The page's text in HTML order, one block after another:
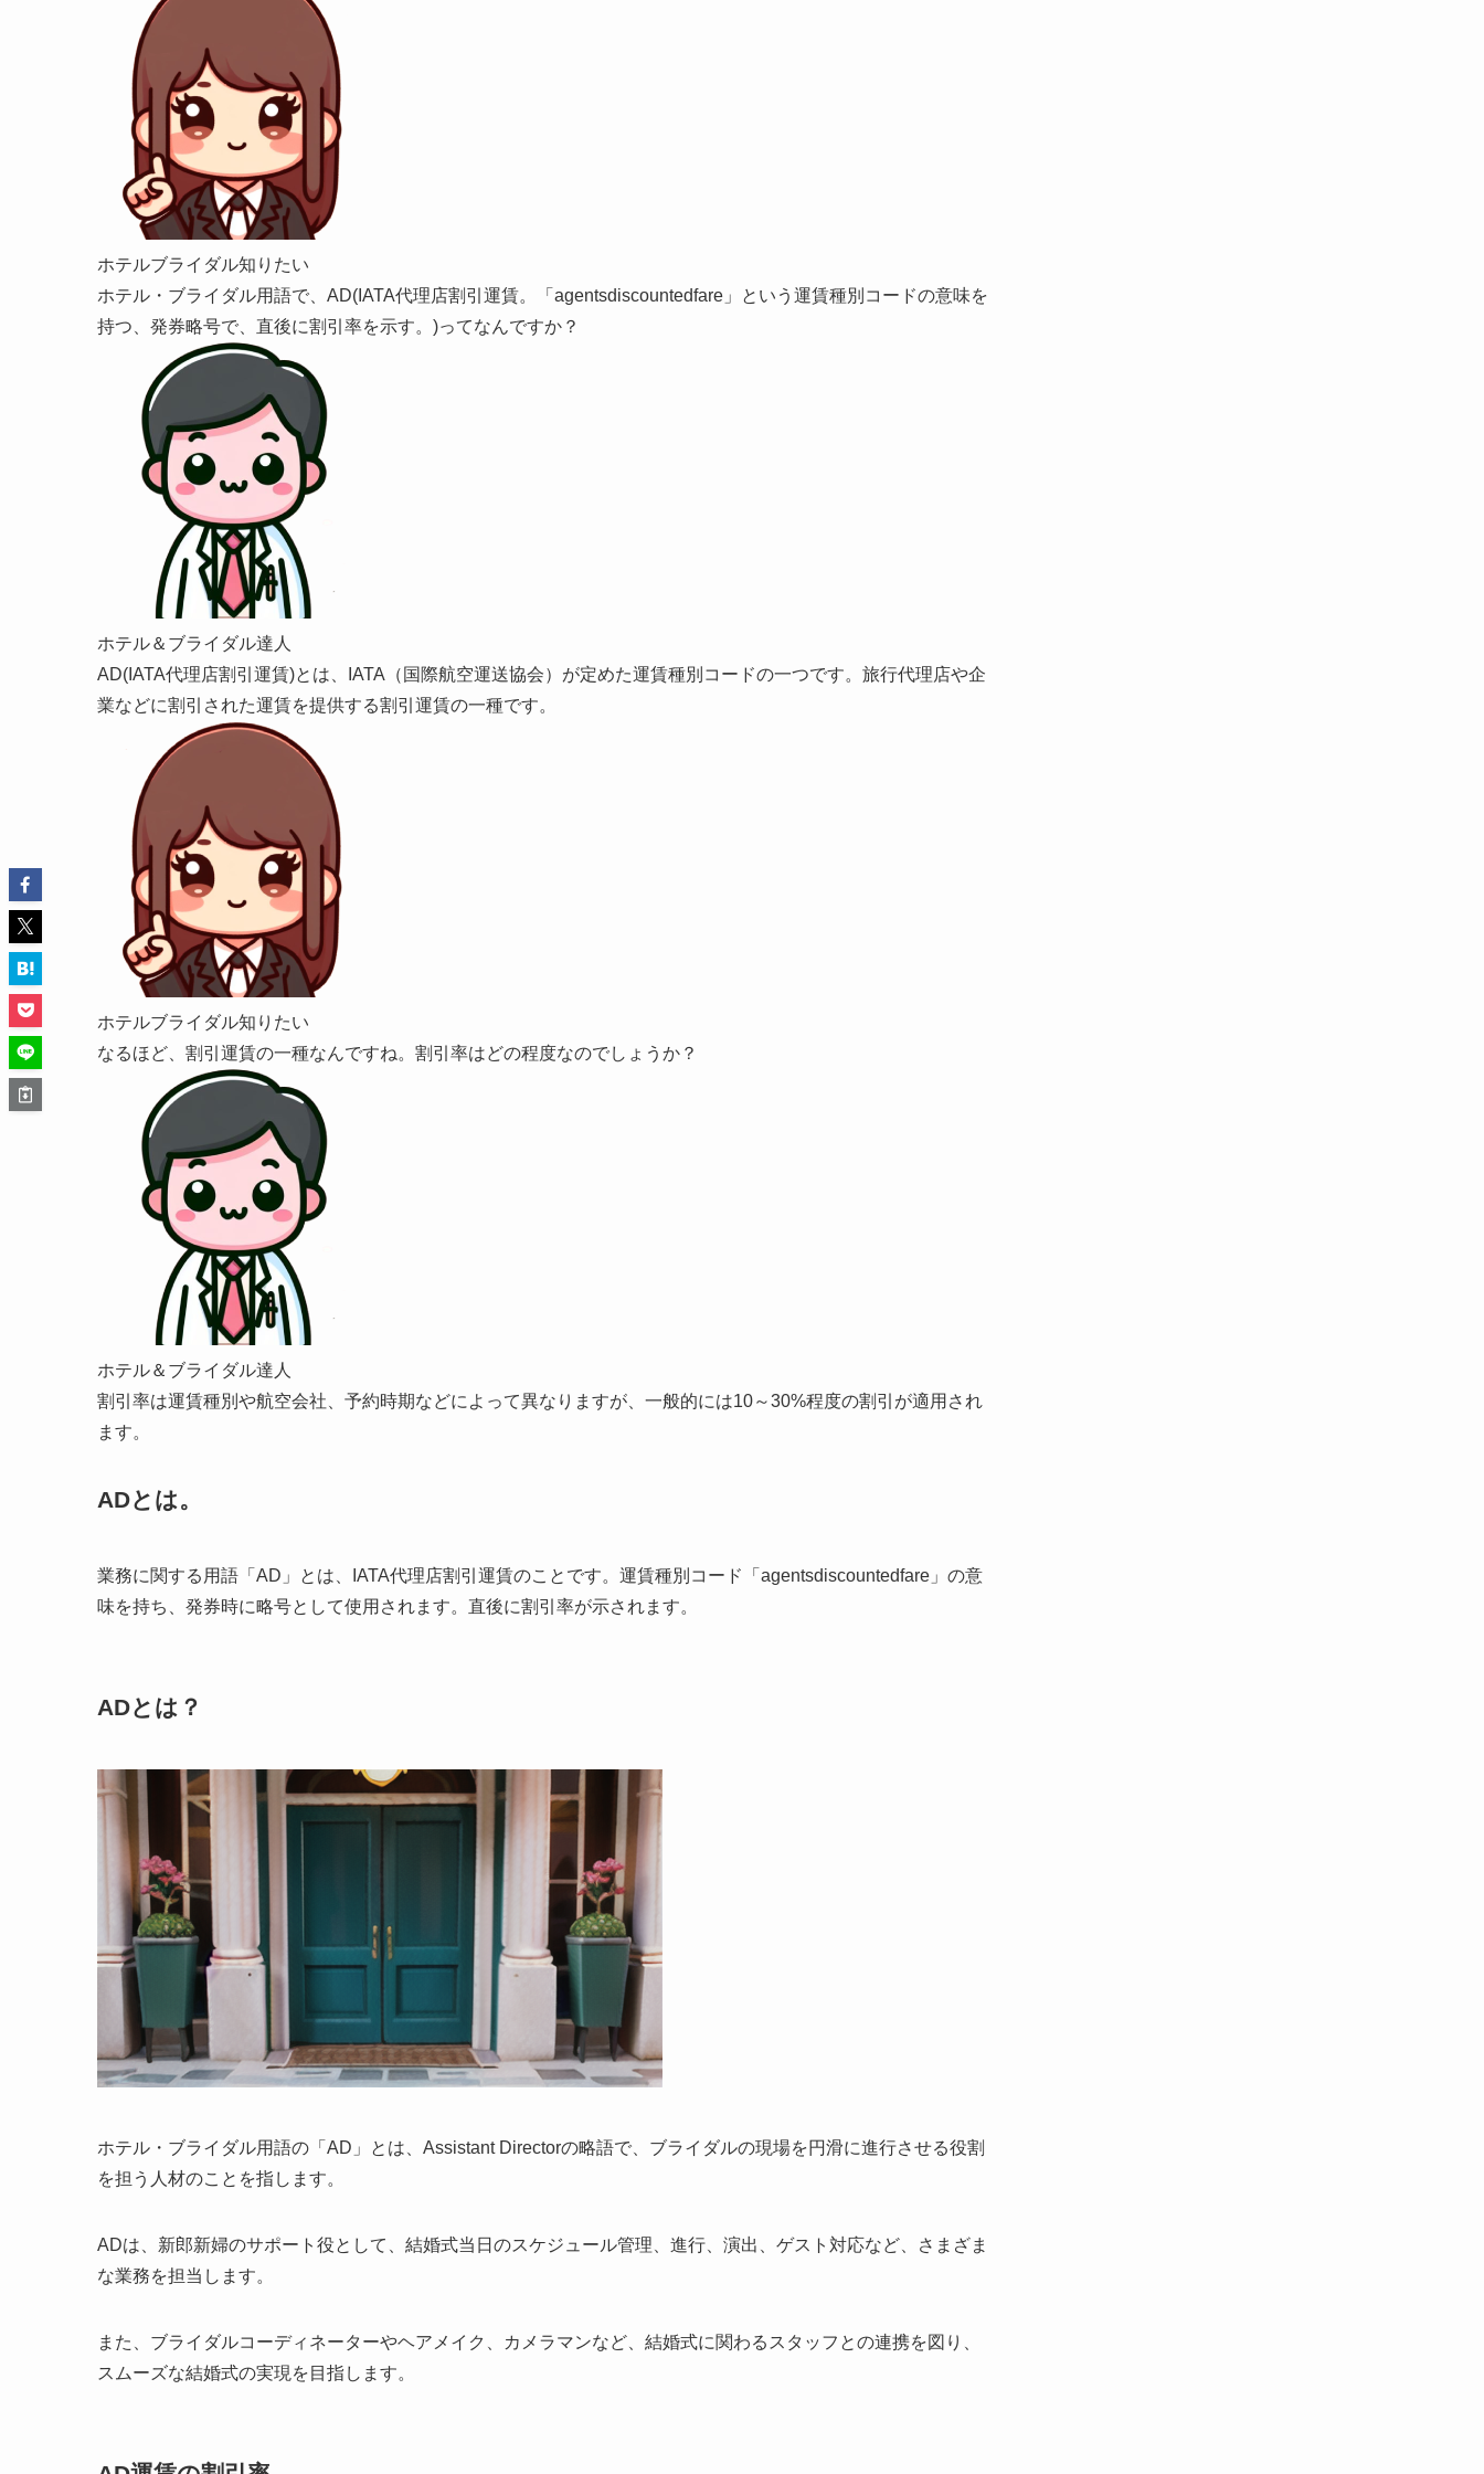
ホテルブライダル知りたい
ホテル・ブライダル用語で、AD(IATA代理店割引運賃。「agentsdiscountedfare」という運賃種別コードの意味を
持つ、発券略号で、直後に割引率を示す。)ってなんですか？
ホテル＆ブライダル達人
AD(IATA代理店割引運賃)とは、IATA（国際航空運送協会）が定めた運賃種別コードの一つです。旅行代理店や企
業などに割引された運賃を提供する割引運賃の一種です。
ホテルブライダル知りたい
なるほど、割引運賃の一種なんですね。割引率はどの程度なのでしょうか？
ホテル＆ブライダル達人
割引率は運賃種別や航空会社、予約時期などによって異なりますが、一般的には10～30%程度の割引が適用され
ます。
ADとは。
業務に関する用語「AD」とは、IATA代理店割引運賃のことです。運賃種別コード「agentsdiscountedfare」の意
味を持ち、発券時に略号として使用されます。直後に割引率が示されます。
ADとは？
ホテル・ブライダル用語の「AD」とは、Assistant Directorの略語で、ブライダルの現場を円滑に進行させる役割
を担う人材のことを指します。
ADは、新郎新婦のサポート役として、結婚式当日のスケジュール管理、進行、演出、ゲスト対応など、さまざま
な業務を担当します。
また、ブライダルコーディネーターやヘアメイク、カメラマンなど、結婚式に関わるスタッフとの連携を図り、
スムーズな結婚式の実現を目指します。